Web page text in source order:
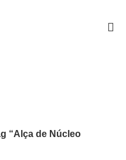
“Alça de Núcleo